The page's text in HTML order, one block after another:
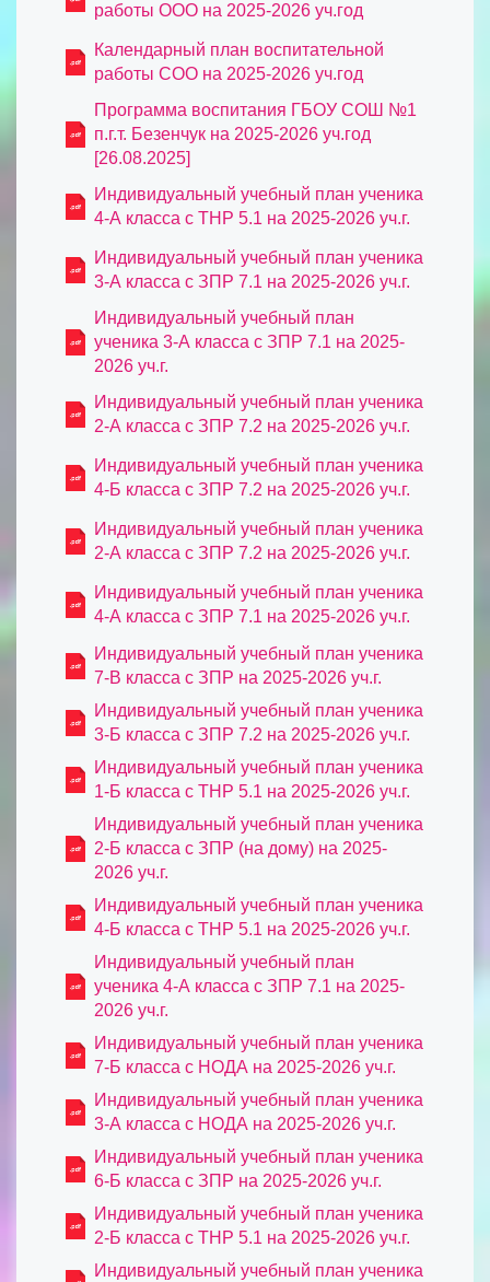
работы ООО на 2025-2026 уч.год
Календарный план воспитательной
работы СОО на 2025-2026 уч.год
Программа воспитания ГБОУ СОШ №1
п.г.т. Безенчук на 2025-2026 уч.год
[26.08.2025]
Индивидуальный учебный план ученика
4-А класса с ТНР 5.1 на 2025-2026 уч.г.
Индивидуальный учебный план ученика
3-А класса с ЗПР 7.1 на 2025-2026 уч.г.
Индивидуальный учебный план
ученика 3-А класса с ЗПР 7.1 на 2025-
2026 уч.г.
Индивидуальный учебный план ученика
2-А класса с ЗПР 7.2 на 2025-2026 уч.г.
Индивидуальный учебный план ученика
4-Б класса с ЗПР 7.2 на 2025-2026 уч.г.
Индивидуальный учебный план ученика
2-А класса с ЗПР 7.2 на 2025-2026 уч.г.
Индивидуальный учебный план ученика
4-А класса с ЗПР 7.1 на 2025-2026 уч.г.
Индивидуальный учебный план ученика
7-В класса с ЗПР на 2025-2026 уч.г.
Индивидуальный учебный план ученика
3-Б класса с ЗПР 7.2 на 2025-2026 уч.г.
Индивидуальный учебный план ученика
1-Б класса с ТНР 5.1 на 2025-2026 уч.г.
Индивидуальный учебный план ученика
2-Б класса с ЗПР (на дому) на 2025-
2026 уч.г.
Индивидуальный учебный план ученика
4-Б класса с ТНР 5.1 на 2025-2026 уч.г.
Индивидуальный учебный план
ученика 4-А класса с ЗПР 7.1 на 2025-
2026 уч.г.
Индивидуальный учебный план ученика
7-Б класса с НОДА на 2025-2026 уч.г.
Индивидуальный учебный план ученика
3-А класса с НОДА на 2025-2026 уч.г.
Индивидуальный учебный план ученика
6-Б класса с ЗПР на 2025-2026 уч.г.
Индивидуальный учебный план ученика
2-Б класса с ТНР 5.1 на 2025-2026 уч.г.
Индивидуальный учебный план ученика